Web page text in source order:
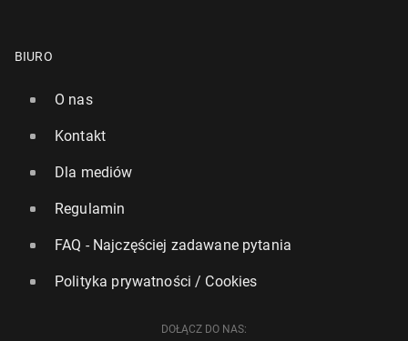
BIURO
O nas
Kontakt
Dla mediów
Regulamin
FAQ - Najczęściej zadawane pytania
Polityka prywatności / Cookies
DOŁĄCZ DO NAS: